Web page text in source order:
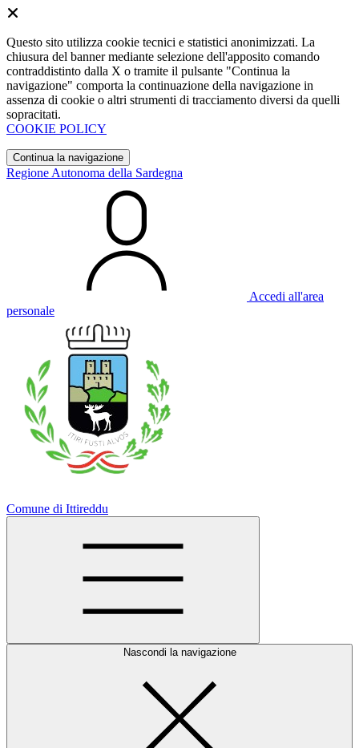
Questo sito utilizza cookie tecnici e statistici anonimizzati. La
chiusura del banner mediante selezione dell'apposito comando
contraddistinto dalla X o tramite il pulsante "Continua la
navigazione" comporta la continuazione della navigazione in
assenza di cookie o altri strumenti di tracciamento diversi da quelli
sopracitati.
COOKIE POLICY
Continua la navigazione
Regione Autonoma della Sardegna
Accedi all'area
personale
Comune di Ittireddu
Nascondi la navigazione